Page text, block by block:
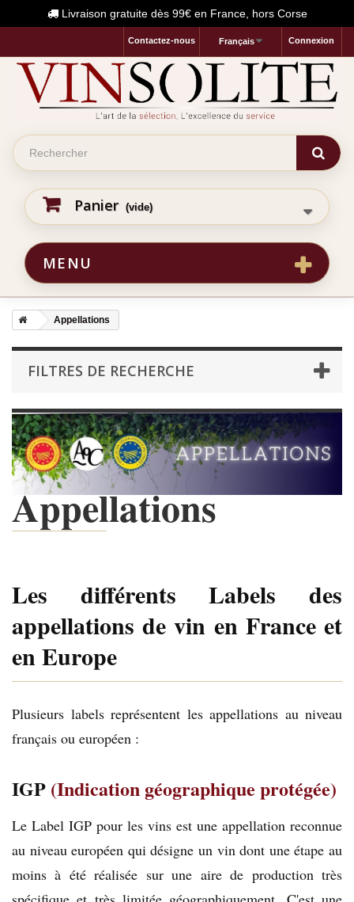
Livraison gratuite dès 99€ en France, hors Corse
Connexion
Français
Contactez-nous
Panier (vide)
MENU
Appellations
FILTRES DE RECHERCHE
Appellations
Les différents Labels des
appellations de vin en France et
en Europe
Plusieurs labels représentent les appellations au niveau
français ou européen :
IGP (Indication géographique protégée)
Le Label IGP pour les vins est une appellation reconnue
au niveau européen qui désigne un vin dont une étape au
moins à été réalisée sur une aire de production très